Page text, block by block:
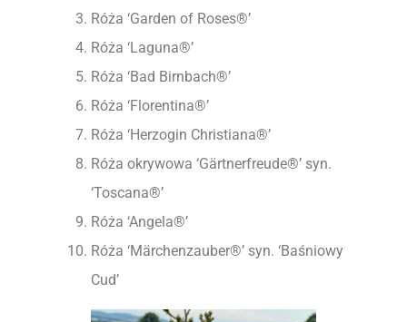
Róża ‘Garden of Roses®’
Róża ‘Laguna®’
Róża ‘Bad Birnbach®’
Róża ‘Florentina®’
Róża ‘Herzogin Christiana®’
Róża okrywowa ‘Gärtnerfreude®’ syn.
‘Toscana®’
Róża ‘Angela®’
Róża ‘Märchenzauber®’ syn. ‘Baśniowy
Cud’